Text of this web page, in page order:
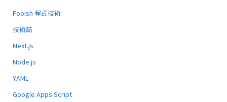
Fooish 程式技術
技術誌
Next.js
Node.js
YAML
Google Apps Script